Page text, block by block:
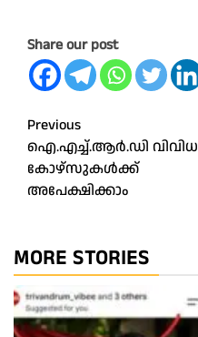
Share our post
Post
navigation
Previous
ഐ.എച്ച്.ആർ.ഡി വിവിധ
കോഴ്സുകൾക്ക്
അപേക്ഷിക്കാം
MORE STORIES